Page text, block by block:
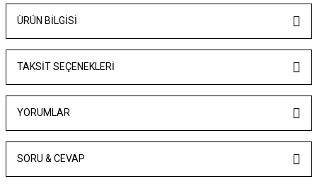
ÜRÜN BILGISI
TAKSIT SEÇENEKLERI
YORUMLAR
SORU & CEVAP